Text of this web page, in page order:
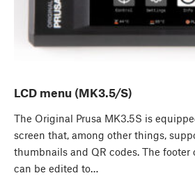
LCD menu (MK3.5/S)
The Original Prusa MK3.5S is
screen that, among other things,
thumbnails and QR codes. The footer
can be edited to…